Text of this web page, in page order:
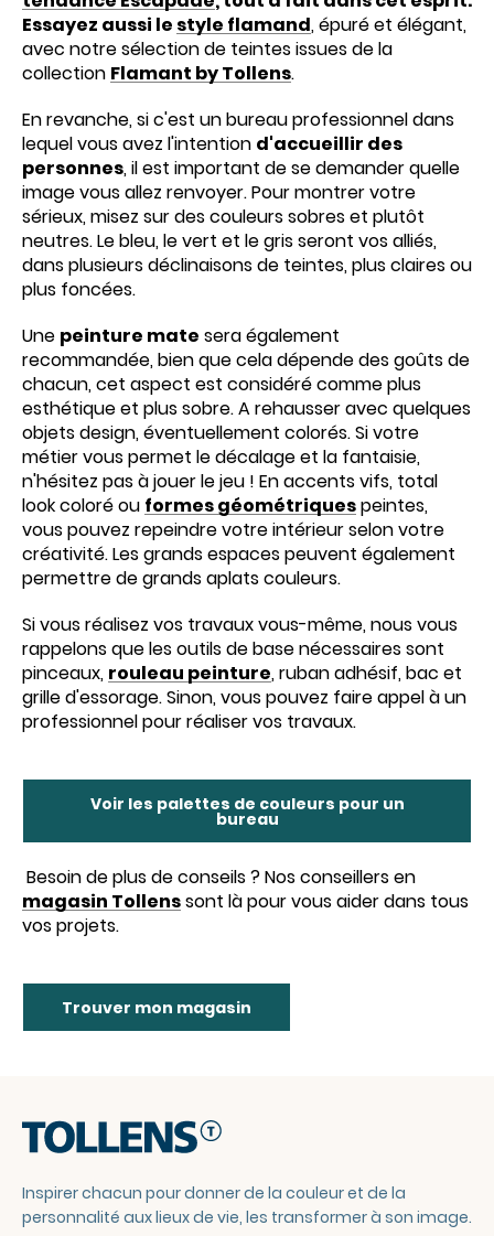
Essayez aussi le style flamand, épuré et élégant,
avec notre sélection de teintes issues de la
collection Flamant by Tollens.
En revanche, si c'est un bureau professionnel dans
lequel vous avez l'intention d'accueillir des
personnes, il est important de se demander quelle
image vous allez renvoyer. Pour montrer votre
sérieux, misez sur des couleurs sobres et plutôt
neutres. Le bleu, le vert et le gris seront vos alliés,
dans plusieurs déclinaisons de teintes, plus claires ou
plus foncées.
Une peinture mate sera également
recommandée, bien que cela dépende des goûts de
chacun, cet aspect est considéré comme plus
esthétique et plus sobre. A rehausser avec quelques
objets design, éventuellement colorés. Si votre
métier vous permet le décalage et la fantaisie,
n'hésitez pas à jouer le jeu ! En accents vifs, total
look coloré ou formes géométriquespeintes,
vous pouvez repeindre votre intérieur selon votre
créativité. Les grands espaces peuvent également
permettre de grands aplats couleurs.
Si vous réalisez vos travaux vous-même, nous vous
rappelons que les outils de base nécessaires sont
pinceaux, rouleau peinture, ruban adhésif, bac et
grille d'essorage. Sinon, vous pouvez faire appel à un
professionnel pour réaliser vos travaux.
Voir les palettes de couleurs pour un
bureau
Besoin de plus de conseils ? Nos conseillers en
magasin Tollenssont là pour vous aider dans tous
vos projets.
Trouver mon magasin
Inspirer chacun pour donner de la couleur et de la
personnalité aux lieux de vie, les transformer à son image.